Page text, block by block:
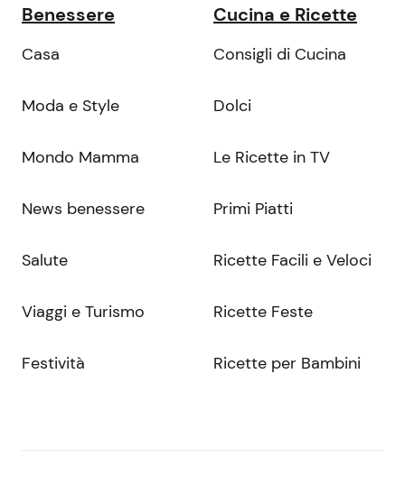
Benessere
Casa
Moda e Style
Mondo Mamma
News benessere
Salute
Viaggi e Turismo
Festività
Cucina e Ricette
Consigli di Cucina
Dolci
Le Ricette in TV
Primi Piatti
Ricette Facili e Veloci
Ricette Feste
Ricette per Bambini